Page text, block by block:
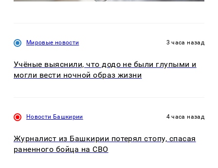
Мировые новости 3 часа назад
Учёные выяснили, что додо не были глупыми и
могли вести ночной образ жизни
Новости Башкирии 4 часа назад
Журналист из Башкирии потерял стопу, спасая
раненного бойца на СВО